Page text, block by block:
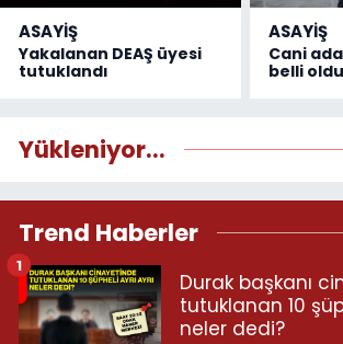
ASAYİŞ
Yakalanan DEAŞ üyesi
tutuklandı
ASAYİŞ
Cani
belli oldu
Yükleniyor...
Trend Haberler
Durak başkanı
tutuklanan 10
neler dedi?
1